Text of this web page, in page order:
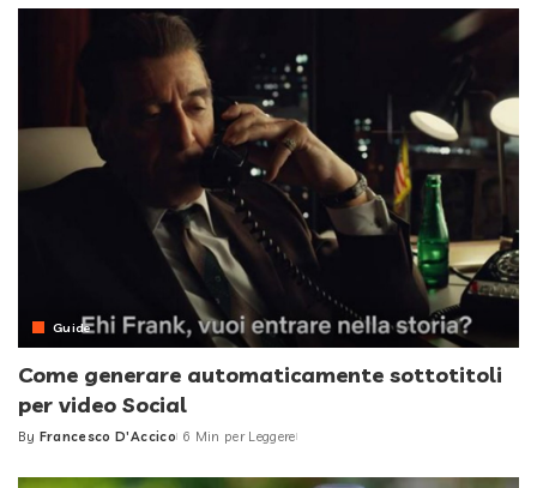
Guide
Come generare automaticamente sottotitoli
per video Social
Posted
By Francesco D'Accico 6 Min per Leggere